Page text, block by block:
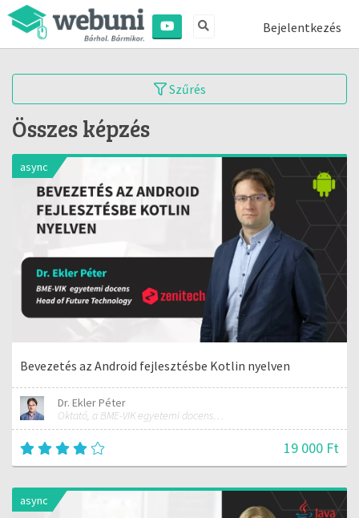
Bejelentkezés
Szűrés
Összes képzés
async
Bevezetés az Android fejlesztésbe Kotlin nyelven
Dr. Ekler Péter
Oktató, a BME-VIK egyetemi docense, az AutSoft Zrt. CTO-ja
19 000 Ft
async